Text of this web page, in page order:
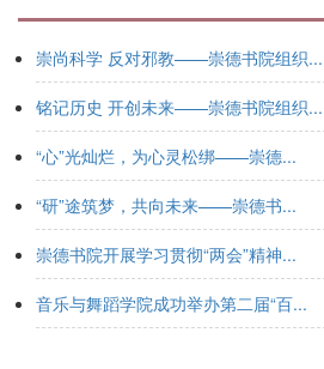
崇尚科学 反对邪教——崇德书院组织...
铭记历史 开创未来——崇德书院组织...
“心”光灿烂，为心灵松绑——崇德...
“研”途筑梦，共向未来——崇德书...
崇德书院开展学习贯彻“两会”精神...
音乐与舞蹈学院成功举办第二届“百...